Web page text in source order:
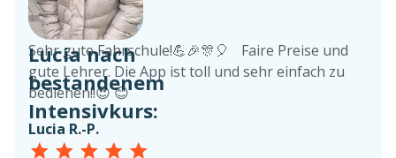
Lucia nach
bestandenem
Intensivkurs:
Sehr gute Fahrschule!💪🎉🎊🎈 Faire Preise und
gute Lehrer. Die App ist toll und sehr einfach zu
bedienen!!😍 😊
Lucia R.-P.